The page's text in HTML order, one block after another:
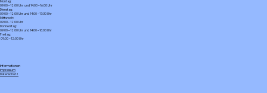
Montag:
09:00 – 12:00 Uhr und 14:00 – 16:00 Uhr
Dienstag:
09:00 – 12:00 Uhr und 14:00 – 17:30 Uhr
Mittwoch:
09:00 - 12:00 Uhr
Donnerstag:
09:00 – 12:00 Uhr und 14:00 – 16:00 Uhr
Freitag:
09:00 – 12:00 Uhr
Informationen
Impressum
Datenschutz